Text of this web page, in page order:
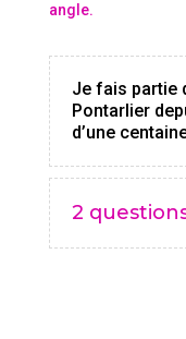
angle.
Je fais partie
Pontarlier
d’une
2